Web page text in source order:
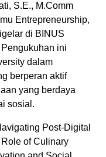
S.E., M.Comm
Entrepreneurship,
di BINUS
ini
dalam
berperan aktif
yang berdaya
sosial.
Post-Digital
of Culinary